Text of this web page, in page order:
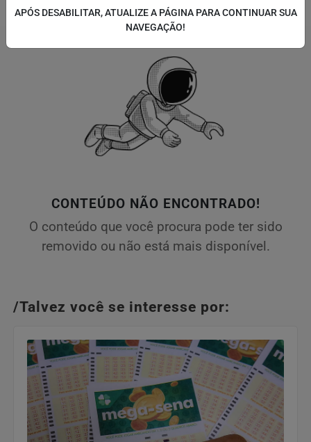
CONTEÚDO NÃO ENCONTRADO!
O conteúdo que você procura pode ter sido
removido ou não está mais disponível.
/Talvez você se interesse por:
APÓS DESABILITAR, ATUALIZE A PÁGINA PARA CONTINUAR SUA
NAVEGAÇÃO!